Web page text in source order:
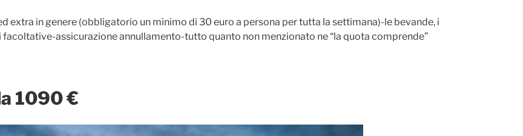
extra in genere (obbligatorio un minimo di 30 euro a persona per tutta la settimana)-le bevande, i
assicurazione annullamento-tutto quanto non menzionato ne “la quota comprende”
1090 €